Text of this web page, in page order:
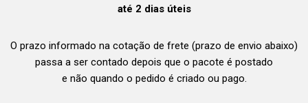
até 2 dias úteis
O prazo informado na cotação de frete (prazo de envio abaixo)
passa a ser contado depois que o pacote é postado
e não quando o pedido é criado ou pago.